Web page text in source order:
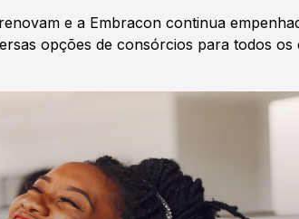
e a Embracon continua
opções de consórcios para todos os